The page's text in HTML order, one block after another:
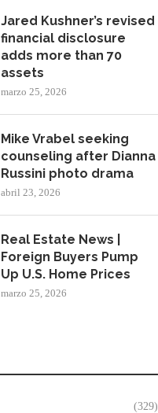
Jared Kushner’s revised
financial disclosure
adds more than 70
assets
marzo 25, 2026
Mike Vrabel seeking
counseling after Dianna
Russini photo drama
abril 23, 2026
Real Estate News |
Foreign Buyers Pump
Up U.S. Home Prices
marzo 25, 2026
(329)